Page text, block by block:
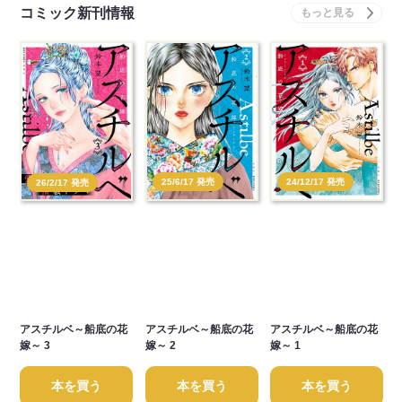
コミック新刊情報
26/2/17 発売
アスチルベ～船底の花
嫁～ 3
本を買う
25/6/17 発売
アスチルベ～船底の花
嫁～ 2
本を買う
24/12/17 発売
アスチルベ～船底の花
嫁～ 1
本を買う